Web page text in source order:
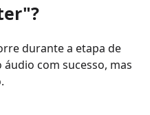
durante a etapa de
com sucesso, mas